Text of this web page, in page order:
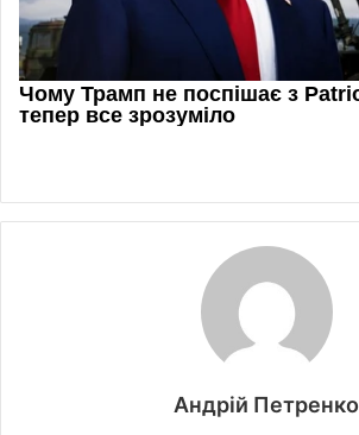
Андрій Петренко